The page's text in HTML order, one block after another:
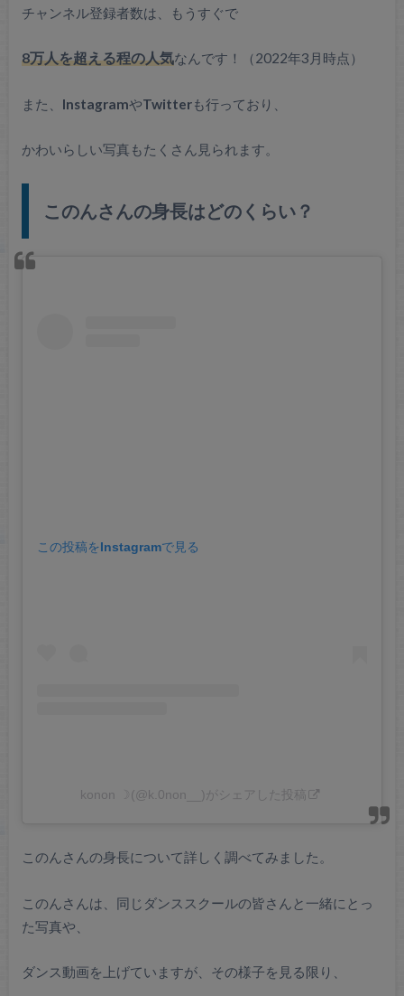
チャンネル登録者数は、もうすぐで
8万人を超える程の人気なんです！（2022年3月時点）
また、 InstagramやTwitterも行っており、
かわいらしい写真もたくさん見られます。
このんさんの身長はどのくらい？
この投稿をInstagramで見る
konon ☽︎(@k.0non__)がシェアした投稿
このんさんの身長について詳しく調べてみました。
このんさんは、同じダンススクールの皆さんと一緒にとっ
た写真や、
ダンス動画を上げていますが、その様子を見る限り、